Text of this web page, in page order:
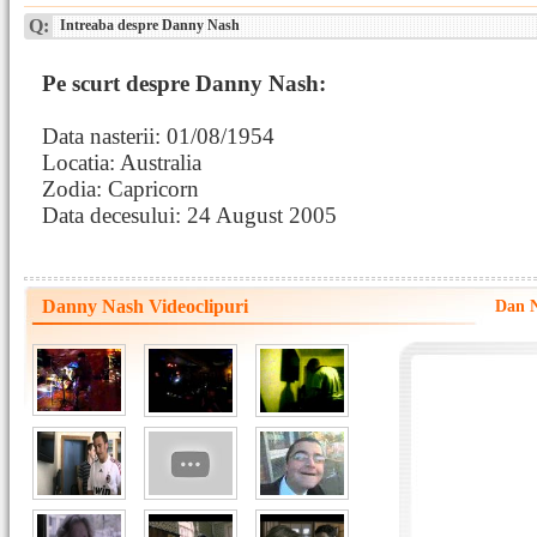
Q: Intreaba despre Danny Nash
Pe scurt despre Danny Nash:
Data nasterii: 01/08/1954
Locatia: Australia
Zodia: Capricorn
Data decesului: 24 August 2005
Danny Nash Videoclipuri Dan